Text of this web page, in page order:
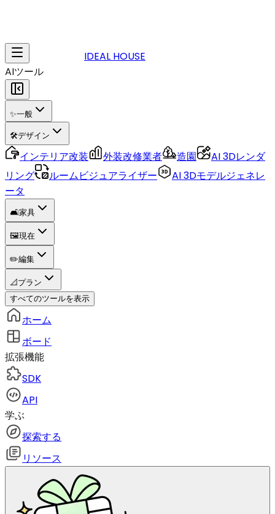
IDEAL HOUSE
AIツール
✨一般
🛠️デザイン
インテリア改装 外装改修業者 造園
AI 3Dレンダ
リング
ルームビジュアライザー
AI 3Dモデルジェネレ
ータ
🛋️家具
🖼️現在
✏️編集
📐 プラン
すべてのツールを表示
ホーム
ボード
拡張機能
SDK
API
学ぶ
探索する
リソース